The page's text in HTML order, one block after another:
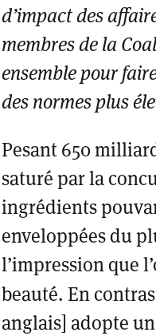
d’impact des
membres de la
ensemble pour
des normes plus
Pesant 650
saturé par la
ingrédients
enveloppées du
l’impression que
beauté. En
anglais] adopte